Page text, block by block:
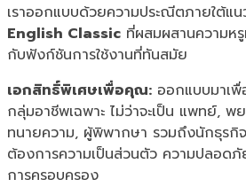
เราออกแบบด้วยความประณีตภายใต้แ
English Classic ที่ผสมผสานความหรู
กับฟังก์ชันการใช้งานที่ทันสมัย
เอกสิทธิ์พิเศษเพื่อคุณ: ออกแบบมาเ
กลุ่มอาชีพเฉพาะ ไม่ว่าจะเป็น แพทย์, พ
ทนายความ, ผู้พิพากษา รวมถึงนักธุรกิ
ต้องการความเป็นส่วนตัว ความปลอดภั
การครอบครอง